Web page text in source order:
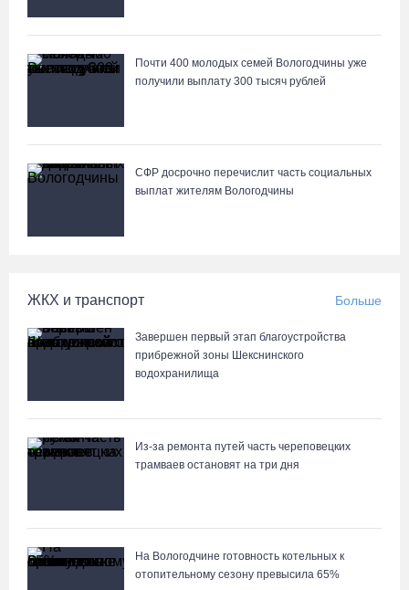
Почти 400 молодых семей Вологодчины уже
получили выплату 300 тысяч рублей
СФР досрочно перечислит часть социальных
выплат жителям Вологодчины
ЖКХ и транспорт Больше
Завершен первый этап благоустройства
прибрежной зоны Шекснинского
водохранилища
Из-за ремонта путей часть череповецких
трамваев остановят на три дня
На Вологодчине готовность котельных к
отопительному сезону превысила 65%